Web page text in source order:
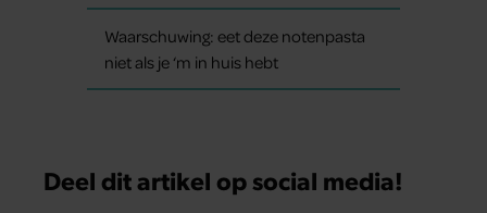
Waarschuwing: eet deze notenpasta
niet als je ‘m in huis hebt
Deel dit artikel op social media!